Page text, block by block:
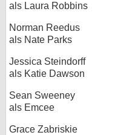
als Laura Robbins
Norman Reedus
als Nate Parks
Jessica Steindorff
als Katie Dawson
Sean Sweeney
als Emcee
Grace Zabriskie